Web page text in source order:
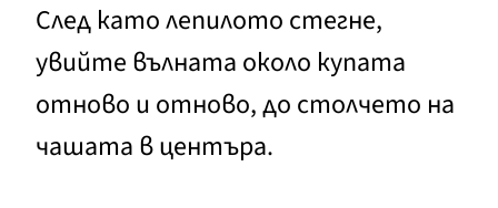
След като лепилото стегне,
увийте вълната около купата
отново и отново, до столчето на
чашата в центъра.